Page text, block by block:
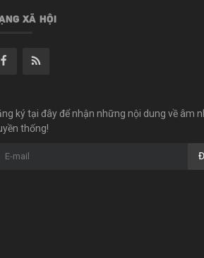
XÃ HỘI
ký tại đây để nhận những nội dung về âm
thống!